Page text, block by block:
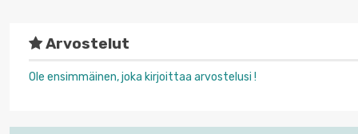
Arvostelut
Ole ensimmäinen, joka kirjoittaa arvostelusi !